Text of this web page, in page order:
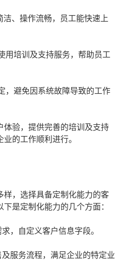
洁、操作流畅，员工能快速上
用培训及支持服务，帮助员工
，避免因系统故障导致的工作
验，提供完善的培训及支持
的工作顺利进行。
样，选择具备定制化能力的客
是定制化能力的几个方面：
，自定义客户信息字段。
服务流程，满足企业的特定业